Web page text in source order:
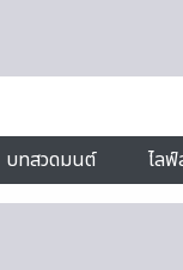
บทสวดมนต์ ไลฟ์